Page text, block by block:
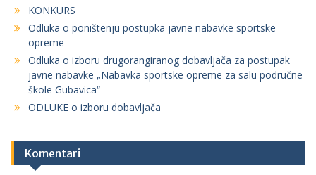
KONKURS
Odluka o poništenju postupka javne nabavke sportske
opreme
Odluka o izboru drugorangiranog dobavljača za postupak
javne nabavke „Nabavka sportske opreme za salu područne
škole Gubavica“
ODLUKE o izboru dobavljača
Komentari